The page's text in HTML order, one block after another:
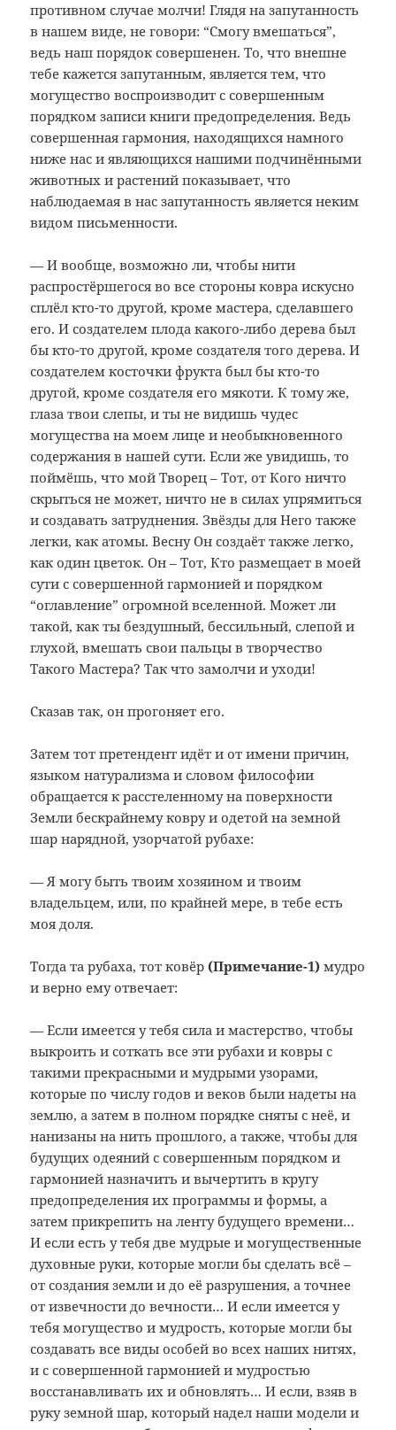
противном случае молчи! Глядя на запутанность
в нашем виде, не говори: “Смогу вмешаться”,
ведь наш порядок совершенен. То, что внешне
тебе кажется запутанным, является тем, что
могущество воспроизводит с совершенным
порядком записи книги предопределения. Ведь
совершенная гармония, находящихся намного
ниже нас и являющихся нашими подчинёнными
животных и растений показывает, что
наблюдаемая в нас запутанность является неким
видом письменности.
— И вообще, возможно ли, чтобы нити
распростёршегося во все стороны ковра искусно
сплёл кто-то другой, кроме мастера, сделавшего
его. И создателем плода какого-либо дерева был
бы кто-то другой, кроме создателя того дерева. И
создателем косточки фрукта был бы кто-то
другой, кроме создателя его мякоти. К тому же,
глаза твои слепы, и ты не видишь чудес
могущества на моем лице и необыкновенного
содержания в нашей сути. Если же увидишь, то
поймёшь, что мой Творец – Тот, от Кого ничто
скрыться не может, ничто не в силах упрямиться
и создавать затруднения. Звёзды для Него также
легки, как атомы. Весну Он создаёт также легко,
как один цветок. Он – Тот, Кто размещает в моей
сути с совершенной гармонией и порядком
“оглавление” огромной вселенной. Может ли
такой, как ты бездушный, бессильный, слепой и
глухой, вмешать свои пальцы в творчество
Такого Мастера? Так что замолчи и уходи!
Сказав так, он прогоняет его.
Затем тот претендент идёт и от имени причин,
языком натурализма и словом философии
обращается к расстеленному на поверхности
Земли бескрайнему ковру и одетой на земной
шар нарядной, узорчатой рубахе:
— Я могу быть твоим хозяином и твоим
владельцем, или, по крайней мере, в тебе есть
моя доля.
Тогда та рубаха, тот ковёр (Примечание-1) мудро
и верно ему отвечает:
— Если имеется у тебя сила и мастерство, чтобы
выкроить и соткать все эти рубахи и ковры с
такими прекрасными и мудрыми узорами,
которые по числу годов и веков были надеты на
землю, а затем в полном порядке сняты с неё, и
нанизаны на нить прошлого, а также, чтобы для
будущих одеяний с совершенным порядком и
гармонией назначить и вычертить в кругу
предопределения их программы и формы, а
затем прикрепить на ленту будущего времени…
И если есть у тебя две мудрые и могущественные
духовные руки, которые могли бы сделать всё –
от создания земли и до её разрушения, а точнее
от извечности до вечности… И если имеется у
тебя могущество и мудрость, которые могли бы
создавать все виды особей во всех наших нитях,
и с совершенной гармонией и мудростью
восстанавливать их и обновлять… И если, взяв в
руку земной шар, который надел наши модели и